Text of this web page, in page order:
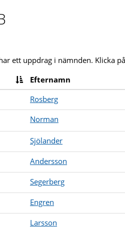
ett uppdrag i nämnden. Klicka
Efternamn
Rosberg
Norman
Sjölander
Andersson
Segerberg
Engren
Larsson